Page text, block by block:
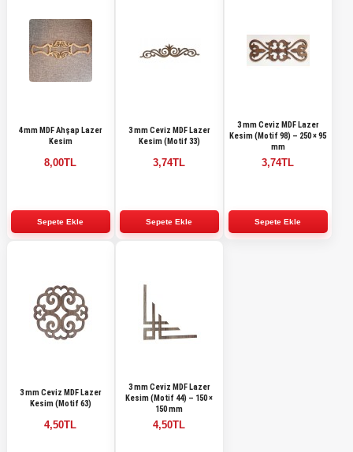
4 mm MDF Ahşap Lazer
Kesim
8,00TL
3 mm Ceviz MDF Lazer
Kesim (Motif 33)
3,74TL
3 mm Ceviz MDF Lazer
Kesim (Motif 98) – 250 × 95
mm
3,74TL
3 mm Ceviz MDF Lazer
Kesim (Motif 63)
4,50TL
3 mm Ceviz MDF Lazer
Kesim (Motif 44) – 150 ×
150 mm
4,50TL